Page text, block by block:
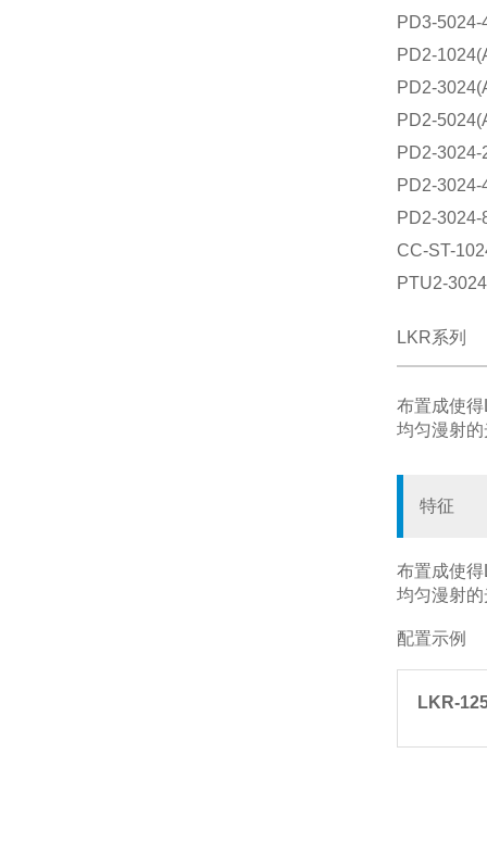
PD3-5024-
PD2-
PD2-
PD2-
PD2-3024-
PD2-3024-
PD2-3024-
CC-ST-
PTU2-
LKR系列
布置成使
均匀漫射
特征
布置成使
均匀漫射
配置示例
LKR-